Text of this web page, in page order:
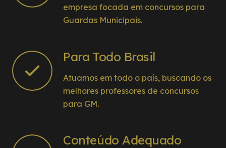
empresa focada em concursos para
Guardas Municipais.
Para Todo Brasil
Atuamos em todo o país, buscando os
melhores professores de concursos
para GM.
Conteúdo Adequado